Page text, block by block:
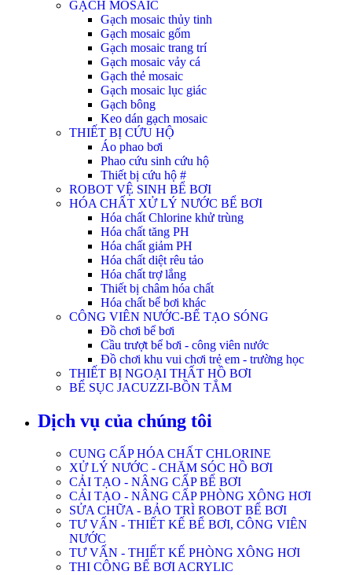
GẠCH MOSAIC
Gạch mosaic thủy tinh
Gạch mosaic gốm
Gạch mosaic trang trí
Gạch mosaic vảy cá
Gạch thẻ mosaic
Gạch mosaic lục giác
Gạch bông
Keo dán gạch mosaic
THIẾT BỊ CỨU HỘ
Áo phao bơi
Phao cứu sinh cứu hộ
Thiết bị cứu hộ #
ROBOT VỆ SINH BỂ BƠI
HÓA CHẤT XỬ LÝ NƯỚC BỂ BƠI
Hóa chất Chlorine khử trùng
Hóa chất tăng PH
Hóa chất giảm PH
Hóa chất diệt rêu tảo
Hóa chất trợ lắng
Thiết bị châm hóa chất
Hóa chất bể bơi khác
CÔNG VIÊN NƯỚC-BỂ TẠO SÓNG
Đồ chơi bể bơi
Cầu trượt bể bơi - công viên nước
Đồ chơi khu vui chơi trẻ em - trường học
THIẾT BỊ NGOẠI THẤT HỒ BƠI
BỂ SỤC JACUZZI-BỒN TẮM
Dịch vụ của chúng tôi
CUNG CẤP HÓA CHẤT CHLORINE
XỬ LÝ NƯỚC - CHĂM SÓC HỒ BƠI
CẢI TẠO - NÂNG CẤP BỂ BƠI
CẢI TẠO - NÂNG CẤP PHÒNG XÔNG HƠI
SỬA CHỮA - BẢO TRÌ ROBOT BỂ BƠI
TƯ VẤN - THIẾT KẾ BỂ BƠI, CÔNG VIÊN
NƯỚC
TƯ VẤN - THIẾT KẾ PHÒNG XÔNG HƠI
THI CÔNG BỂ BƠI ACRYLIC